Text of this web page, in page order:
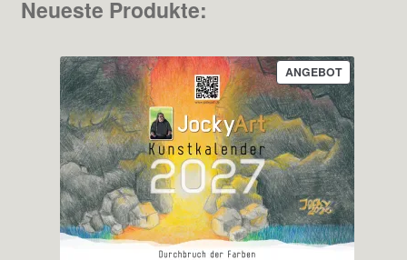
Neueste Produkte:
ANGEBOTPRODUKT
IM
ANGEBOT